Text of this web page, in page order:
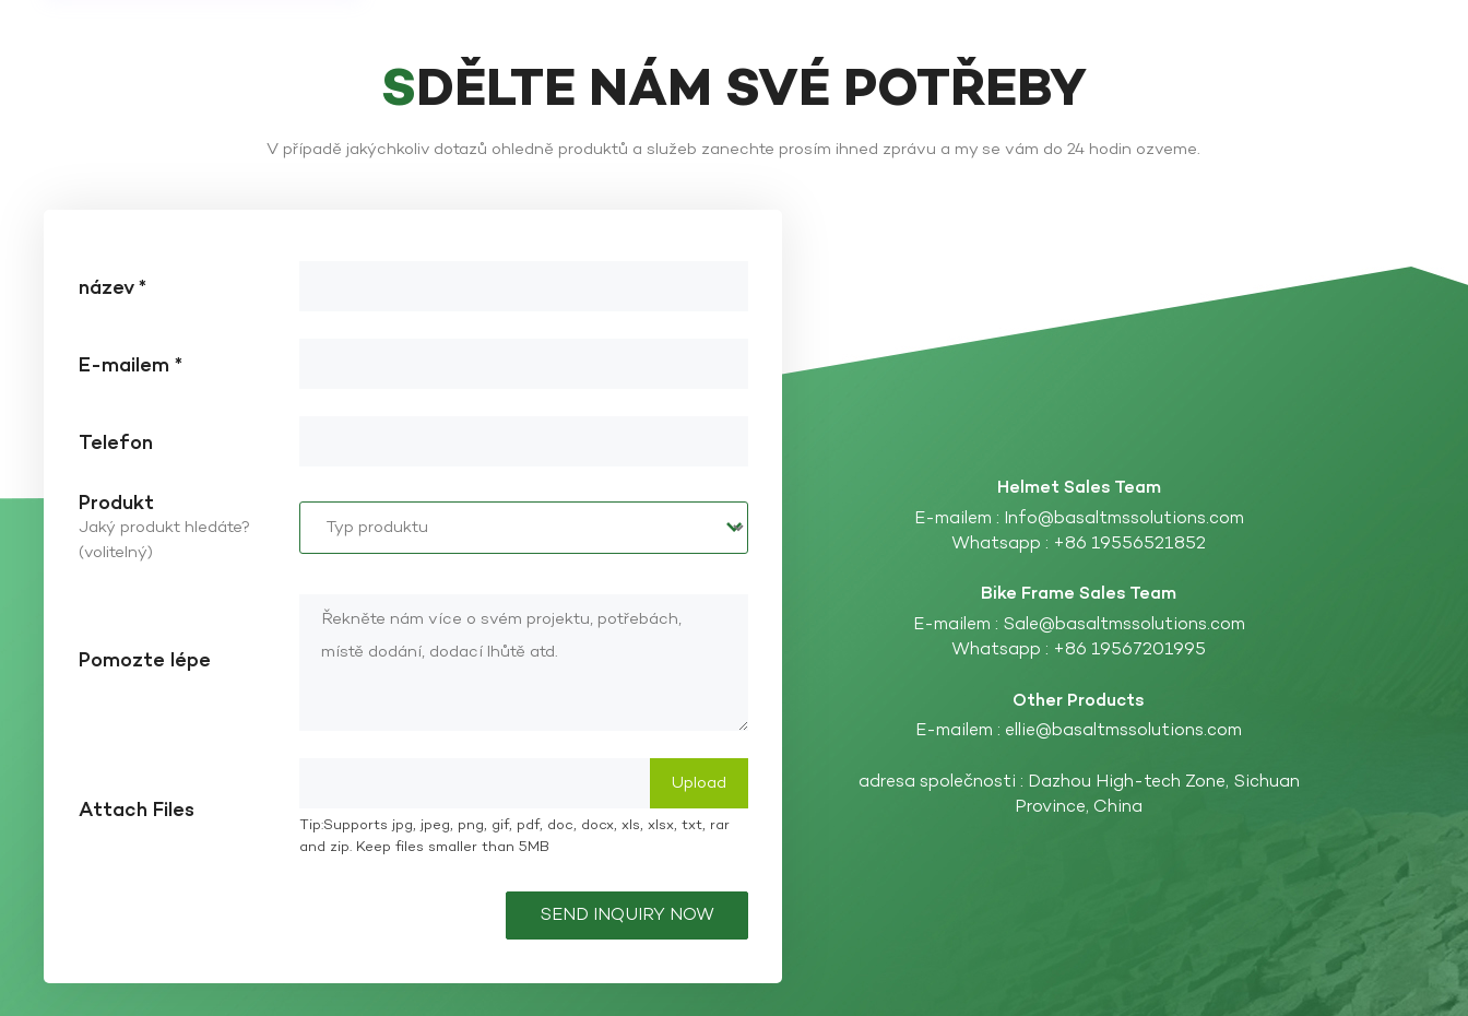
SDĚLTE NÁM SVÉ POTŘEBY
V případě jakýchkoliv dotazů ohledně produktů a služeb zanechte prosím ihned zprávu a my se vám do 24 hodin ozveme.
název *
E-mailem *
Telefon
Produkt
Jaký produkt hledáte?
(volitelný)
Pomozte lépe
Attach Files
Tip:Supports jpg, jpeg, png, gif, pdf, doc, docx, xls, xlsx, txt, rar
and zip. Keep files smaller than 5MB
SEND INQUIRY NOW
Helmet Sales Team
E-mailem : Info@basaltmssolutions.com
Whatsapp : +86 19556521852
Bike Frame Sales Team
E-mailem : Sale@basaltmssolutions.com
Whatsapp : +86 19567201995
Other Products
E-mailem : ellie@basaltmssolutions.com
adresa společnosti : Dazhou High-tech Zone, Sichuan
Province, China